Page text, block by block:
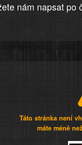
nám napsat po
Táto stránka není
máte méně